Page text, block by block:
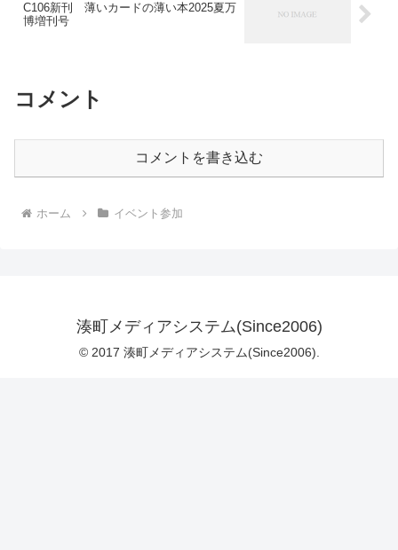
C106新刊 薄いカードの薄い本2025夏万
博増刊号
コメント
コメントを書き込む
ホーム イベント参加
湊町メディアシステム(Since2006)
© 2017 湊町メディアシステム(Since2006).